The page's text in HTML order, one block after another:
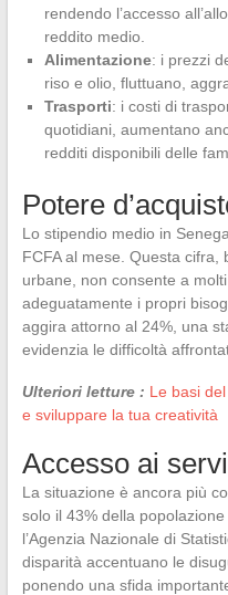
rendendo l’accesso
reddito medio.
Alimentazione: i prezzi
riso e olio, fluttuano,
Trasporti: i costi di
quotidiani, aumentano
redditi disponibili delle
Potere
Lo stipendio medio in
FCFA al mese. Questa cifra,
urbane, non consente a
adeguatamente i propri
aggira attorno al 24%, una
evidenzia le difficoltà
Ulteriori letture : Le basi
e sviluppare la tua creatività
Accesso ai
La situazione è ancora più
solo il 43% della
l’Agenzia Nazionale di
disparità accentuano le
ponendo una sfida